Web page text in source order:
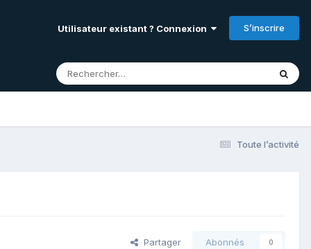
Utilisateur existant ? Connexion S’inscrire
Toute l’activité
Partager Abonnés 0